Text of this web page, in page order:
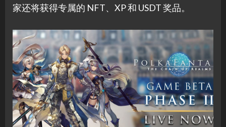
家还将获得专属的 NFT、XP 和 USDT 奖品。